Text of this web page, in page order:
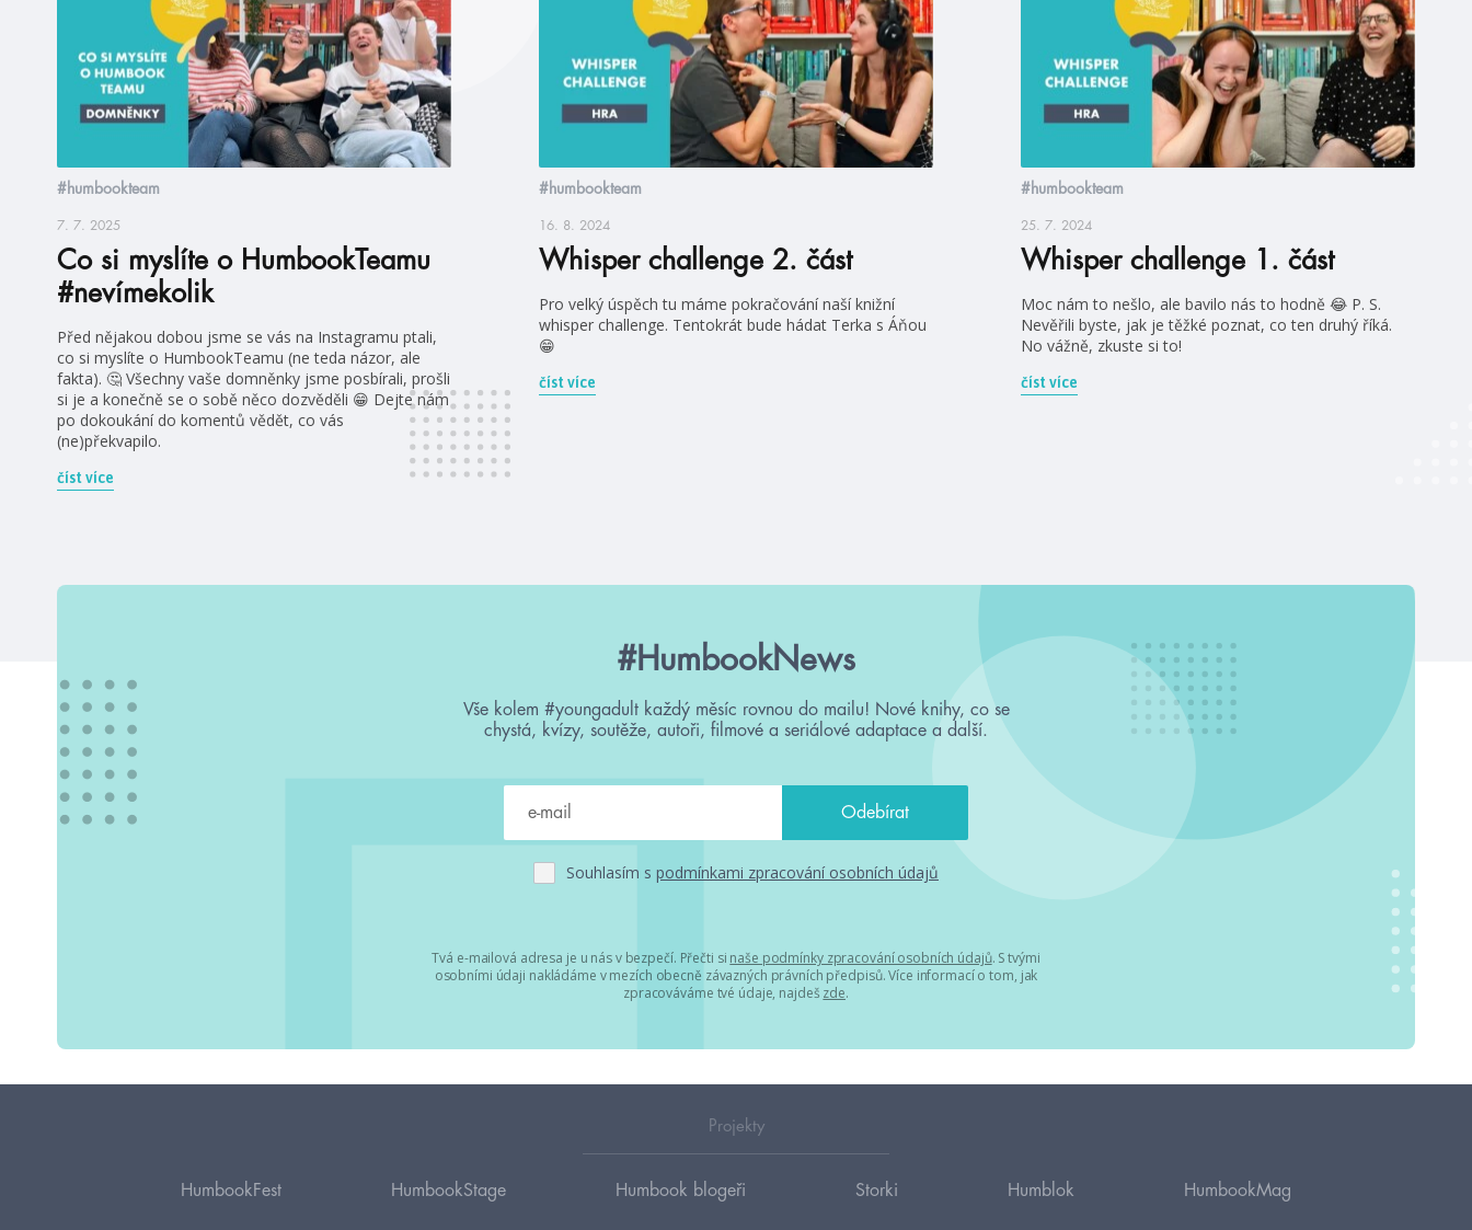
#humbookteam
7. 7. 2025
Co si myslíte o HumbookTeamu
#nevímekolik
Před nějakou dobou jsme se vás na Instagramu ptali,
co si myslíte o HumbookTeamu (ne teda názor, ale
fakta). 🤔 Všechny vaše domněnky jsme posbírali, prošli
si je a konečně se o sobě něco dozvěděli 😁 Dejte nám
po dokoukání do komentů vědět, co vás
(ne)překvapilo.
číst více
#humbookteam
16. 8. 2024
Whisper challenge 2. část
Pro velký úspěch tu máme pokračování naší knižní
whisper challenge. Tentokrát bude hádat Terka s Áňou
😁
číst více
#humbookteam
25. 7. 2024
Whisper challenge 1. část
Moc nám to nešlo, ale bavilo nás to hodně 😂 P. S.
Nevěřili byste, jak je těžké poznat, co ten druhý říká.
No vážně, zkuste si to!
číst více
#HumbookNews
Vše kolem #youngadult každý měsíc rovnou do mailu! Nové knihy, co se
chystá, kvízy, soutěže, autoři, filmové a seriálové adaptace a další.
Souhlasím s podmínkami zpracování osobních údajů
Tvá e-mailová adresa je u nás v bezpečí. Přečti si naše podmínky zpracování osobních údajů. S tvými
osobními údaji nakládáme v mezích obecně závazných právních předpisů. Více informací o tom, jak
zpracováváme tvé údaje, najdeš zde.
Projekty
HumbookFest HumbookStage Humbook blogeři Storki Humblok HumbookMag